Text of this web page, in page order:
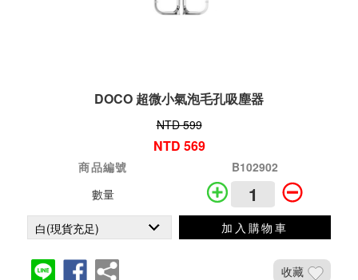
DOCO 超微小氣泡毛孔吸塵器
NTD 599
NTD 569
商品編號
B102902
數量
加入購物車
收藏